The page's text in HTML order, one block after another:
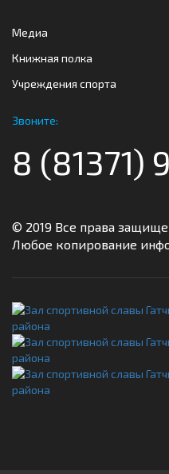
Медиа
Книжная полка
Учреждения спорта
Звоните:
8 (81371)
© 2019 Все права
Любое копирование